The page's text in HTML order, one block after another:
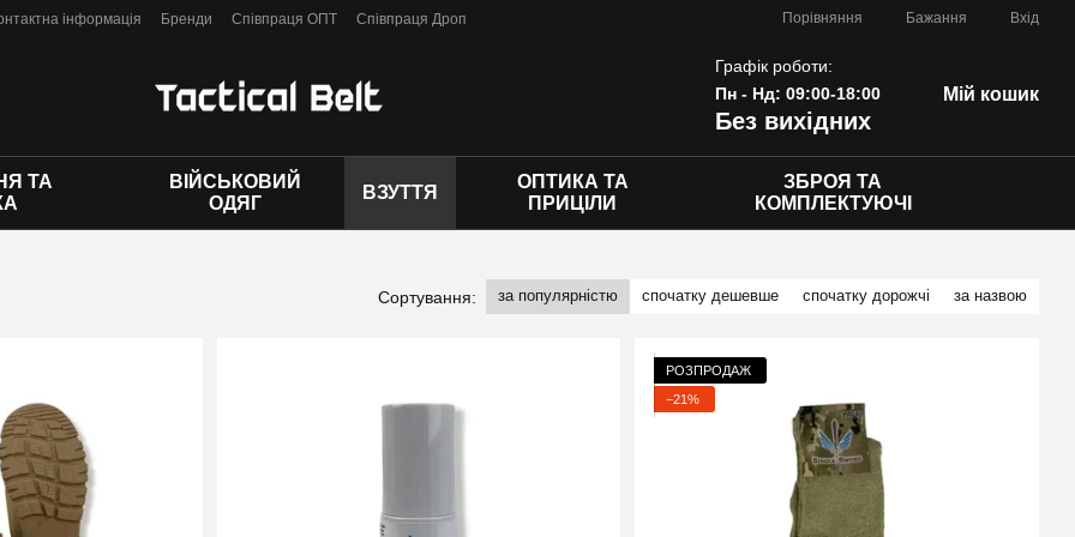
інформація Бренди Співпраця ОПТ
Співпраця Дроп
Порівняння Бажання Вхід
Графік роботи:
Пн - Нд: 09:00-18:00
Без вихідних
Мій кошик
ТА
ВІЙСЬКОВИЙ
ОДЯГ
ВЗУТТЯ
ОПТИКА ТА
ПРИЦІЛИ
ЗБРОЯ ТА
КОМПЛЕКТУЮЧІ
Сортування: за популярністю спочатку дешевше спочатку дорожчі за назвою
РОЗПРОДАЖ
−21%